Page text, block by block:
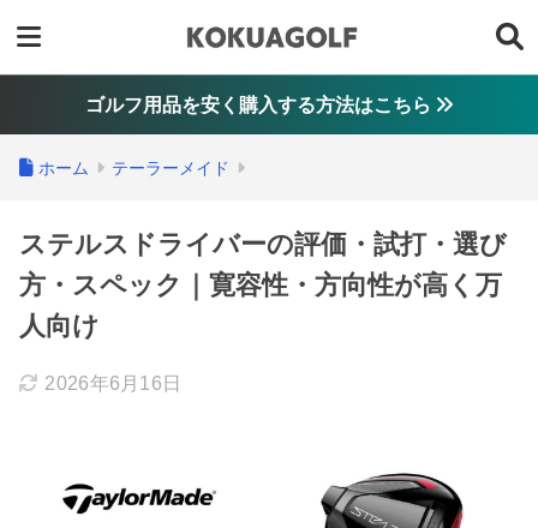
ゴルフ用品を安く購入する方法はこちら
ホーム テーラーメイド
ステルスドライバーの評価・試打・選び
方・スペック｜寛容性・方向性が高く万
人向け
2026年6月16日